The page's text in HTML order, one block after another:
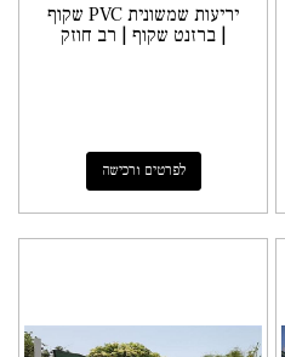
יריעות שמשונית PVC שקוף
| ברזנט שקוף | רב חוזק
לפרטים ורכישה